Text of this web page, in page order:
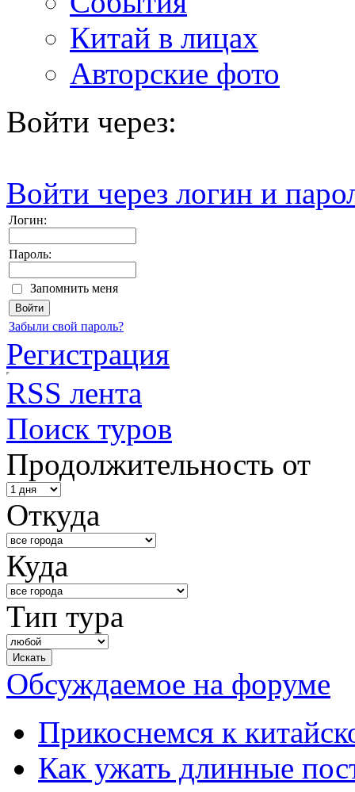
Китай в лицах
Авторские фото
Войти через:
Войти через логин и
Логин:
Пароль:
Запомнить меня
Забыли свой пароль?
Регистрация
RSS лента
Поиск туров
Продолжительность от
Откуда
Куда
Тип тура
Обсуждаемое на форуме
Прикоснемся к
Как ужать длинные